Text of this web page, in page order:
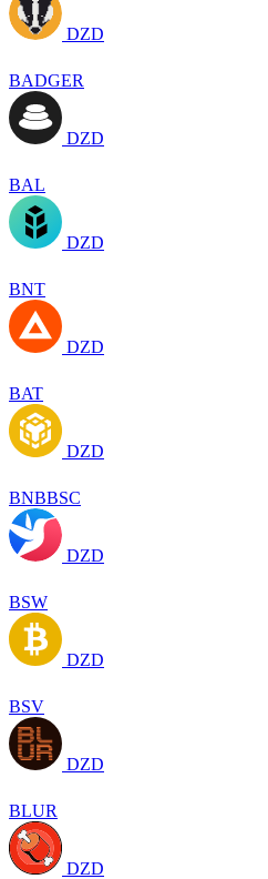
DZD
BADGER
DZD
BAL
DZD
BNT
DZD
BAT
DZD
BNBBSC
DZD
BSW
DZD
BSV
DZD
BLUR
DZD